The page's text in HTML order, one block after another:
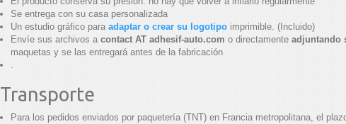
Se entrega con su casa personalizada
Un estudio gráfico para adaptar o crear su logotipo imprimible. (Incluido)
Envíe sus archivos a contact AT adhesif-auto.com o directamente adjuntando
maquetas y se las entregará antes de la fabricación
.
Transporte
Para los pedidos enviados por paquetería (TNT) en Francia metropolitana, el